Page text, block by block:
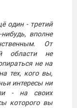
один - третий
вполне
От
области не
не на
тех, кого вы,
интересы ни
- на своих
которого вы